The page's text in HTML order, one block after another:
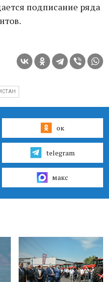
подписание ряда
ок
telegram
макс